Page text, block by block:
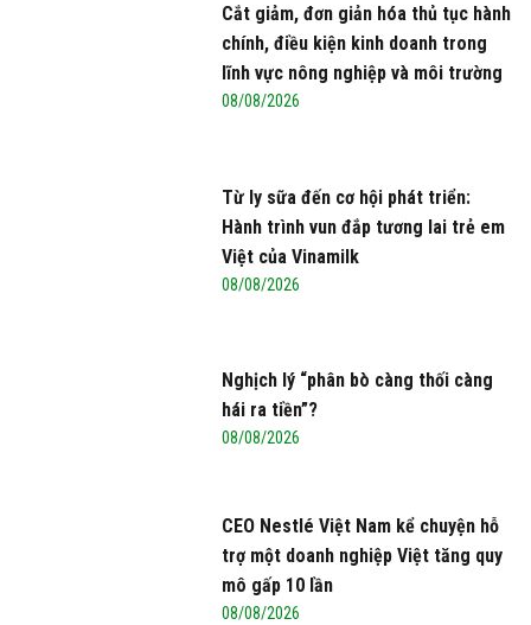
Cắt giảm, đơn giản hóa thủ tục hành
chính, điều kiện kinh doanh trong
lĩnh vực nông nghiệp và môi trường
08/08/2026
Từ ly sữa đến cơ hội phát triển:
Hành trình vun đắp tương lai trẻ em
Việt của Vinamilk
08/08/2026
Nghịch lý “phân bò càng thối càng
hái ra tiền”?
08/08/2026
CEO Nestlé Việt Nam kể chuyện hỗ
trợ một doanh nghiệp Việt tăng quy
mô gấp 10 lần
08/08/2026